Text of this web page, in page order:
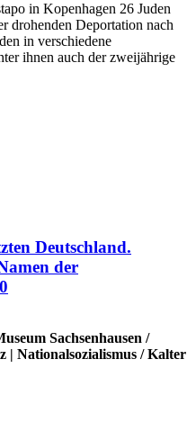
in Kopenhagen 26 Juden
drohenden Deportation nach
in verschiedene
ihnen auch der zweijährige
Deutschland.
der
Sachsenhausen /
| Nationalsozialismus /Kalter